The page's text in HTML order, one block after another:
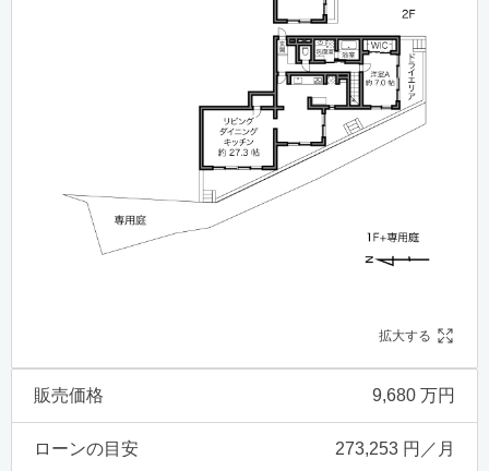
拡大する
販売価格 9,680 万円
ローンの目安 273,253 円／月